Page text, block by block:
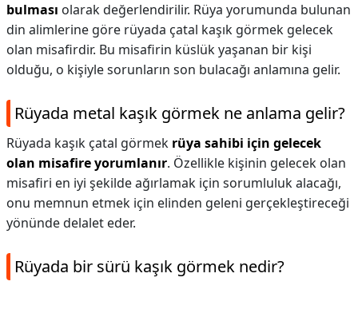
bulması olarak değerlendirilir. Rüya yorumunda bulunan
din alimlerine göre rüyada çatal kaşık görmek gelecek
olan misafirdir. Bu misafirin küslük yaşanan bir kişi
olduğu, o kişiyle sorunların son bulacağı anlamına gelir.
Rüyada metal kaşık görmek ne anlama gelir?
Rüyada kaşık çatal görmek rüya sahibi için gelecek
olan misafire yorumlanır. Özellikle kişinin gelecek olan
misafiri en iyi şekilde ağırlamak için sorumluluk alacağı,
onu memnun etmek için elinden geleni gerçekleştireceği
yönünde delalet eder.
Rüyada bir sürü kaşık görmek nedir?